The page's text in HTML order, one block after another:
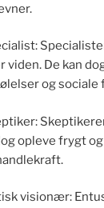
viden. De kan
og sociale
opleve frygt
visionær: